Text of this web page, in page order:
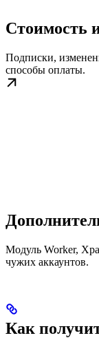
Стоимость
Подписки,
способы оплаты.
Модуль Worker,
чужих аккаунтов.
Как